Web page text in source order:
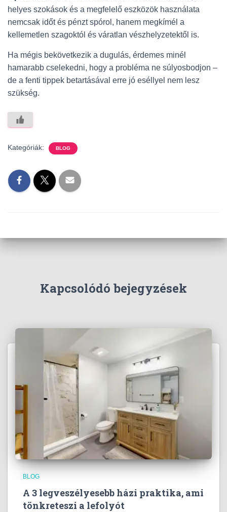
helyes szokások és a megfelelő eszközök használata
nemcsak időt és pénzt spórol, hanem megkímél a
kellemetlen szagoktól és váratlan vészhelyzetektől is.
Ha mégis bekövetkezik a dugulás, érdemes minél
hamarabb cselekedni, hogy a probléma ne súlyosbodjon –
de a fenti tippek betartásával erre jó eséllyel nem lesz
szükség.
Kategóriák: BLOG
Kapcsolódó bejegyzések
BLOG
A 3 legveszélyesebb házi praktika, ami
tönkreteszi a lefolyót